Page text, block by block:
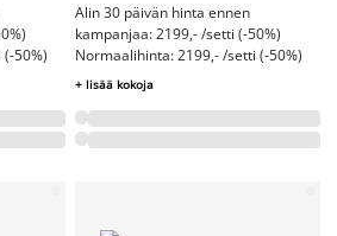
50%)
Alin 30 päivän hinta ennen
kampanjaa: 2199,- /setti (-50%)
Normaalihinta: 2199,- /setti (-50%)
+ lisää kokoja